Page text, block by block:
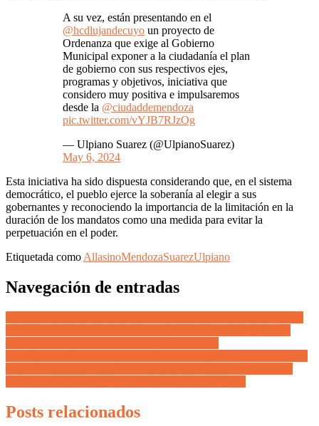
A su vez, están presentando en el
@hcdlujandecuyo un proyecto de
Ordenanza que exige al Gobierno
Municipal exponer a la ciudadanía el plan
de gobierno con sus respectivos ejes,
programas y objetivos, iniciativa que
considero muy positiva e impulsaremos
desde la @ciudaddemendoza
pic.twitter.com/vYJB7RJzOg
— Ulpiano Suarez (@UlpianoSuarez)
May 6, 2024
Esta iniciativa ha sido dispuesta considerando que, en el sistema
democrático, el pueblo ejerce la soberanía al elegir a sus
gobernantes y reconociendo la importancia de la limitación en la
duración de los mandatos como una medida para evitar la
perpetuación en el poder.
Etiquetada como AllasinoMendozaSuarezUlpiano
Navegación de entradas
Posts relacionados